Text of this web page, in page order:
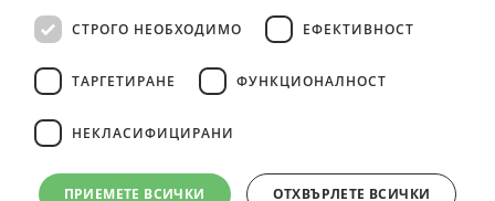
Vihra AI
За новодошли
Всички услуги на JobTiger
СТРОГО НЕОБХОДИМО ЕФЕКТИВНОСТ
ТАРГЕТИРАНЕ ФУНКЦИОНАЛНОСТ
НЕКЛАСИФИЦИРАНИ
ПРИЕМЕТЕ ВСИЧКИ ОТХВЪРЛЕТЕ ВСИЧКИ